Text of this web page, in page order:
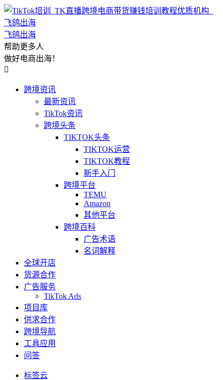
飞鸽出海
帮助更多人
做好电商出海！

跨境资讯
最新资讯
TikTok资讯
跨境头条
TIKTOK头条
TIKTOK运营
TIKTOK教程
新手入门
跨境平台
TEMU
Amazon
其他平台
跨境百科
广告术语
名词解释
全球开店
货源合作
广告服务
TikTok Ads
项目库
供求合作
跨境导航
工具应用
问答
标签云